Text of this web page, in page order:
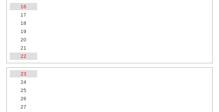
16
17
18
19
20
21
22
23
24
25
26
27